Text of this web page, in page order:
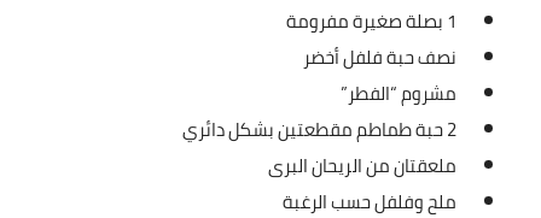
حلا الأعياد
1 بصلة صغيرة مفرومة
نصف حبة فلفل أخضر
مشروم “الفطر”
2 حبة طماطم مقطعتين بشكل دائري
ملعقتان من الريحان البرى
ملح وفلفل حسب الرغبة